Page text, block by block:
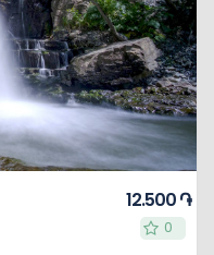
0
0
12.500 ֏